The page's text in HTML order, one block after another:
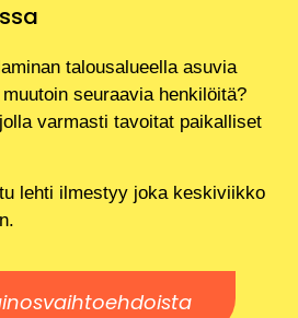
talousalueella asuvia
seuraavia henkilöitä?
varmasti tavoitat paikalliset
lehti ilmestyy joka keskiviikko